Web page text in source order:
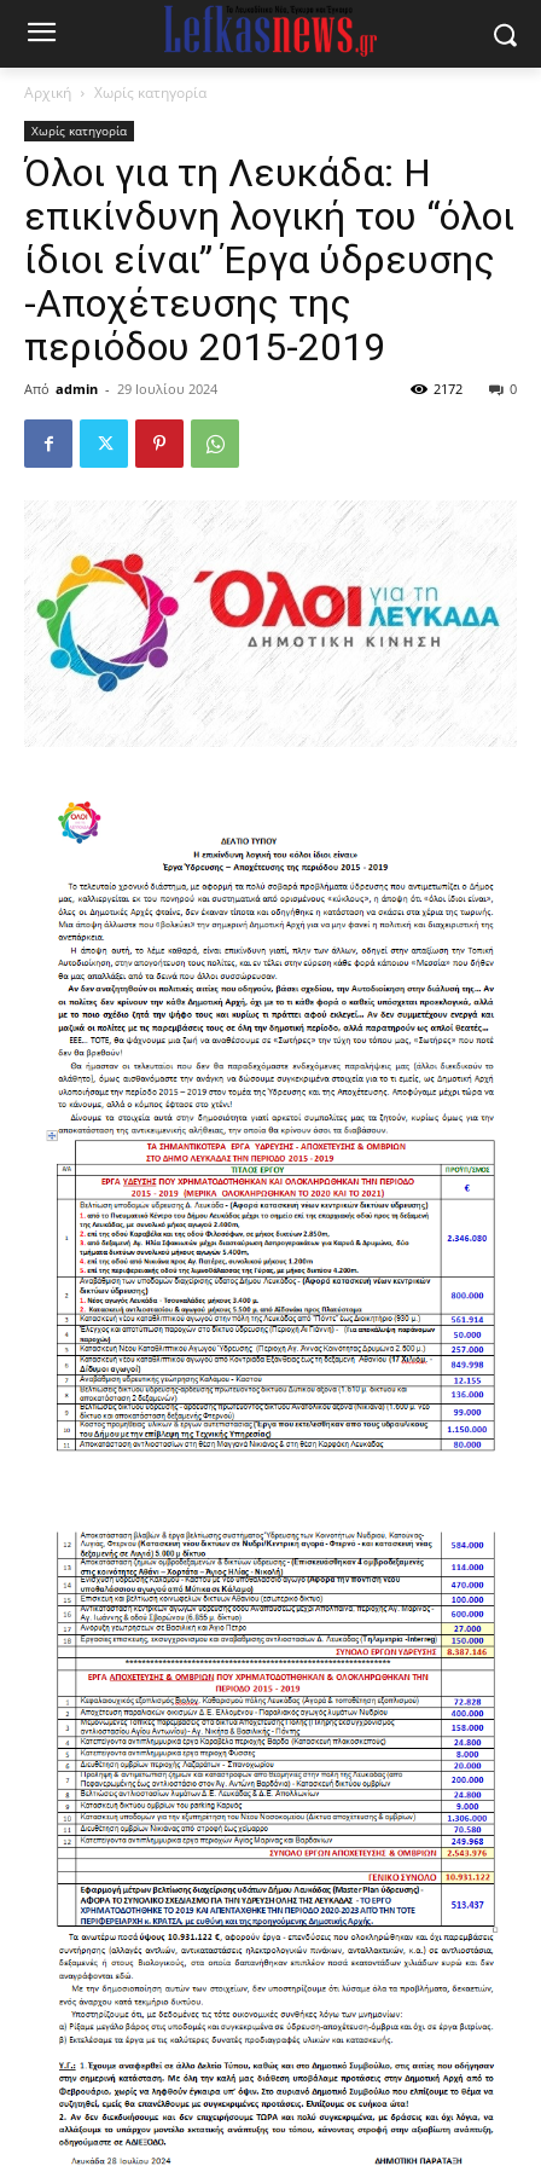
Αρχική Χωρίς κατηγορία
Χωρίς κατηγορία
Όλοι για τη Λευκάδα: Η
επικίνδυνη λογική του “όλοι
ίδιοι είναι” Έργα ύδρευσης
-Αποχέτευσης της
περιόδου 2015-2019
Από admin - 29 Ιουλίου 2024 0
2172